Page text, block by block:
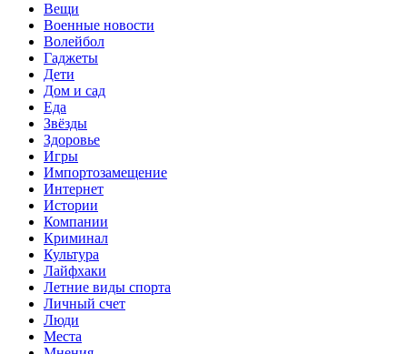
Вещи
Военные новости
Волейбол
Гаджеты
Дети
Дом и сад
Еда
Звёзды
Здоровье
Игры
Импортозамещение
Интернет
Истории
Компании
Криминал
Культура
Лайфхаки
Летние виды спорта
Личный счет
Люди
Места